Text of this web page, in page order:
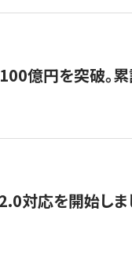
億円を突破。
対応を開始しま